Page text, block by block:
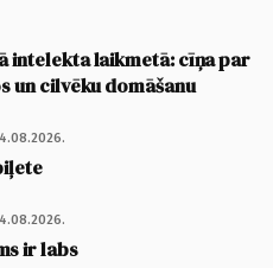
intelekta laikmetā: cīņa par
un cilvēku domāšanu
ir labs